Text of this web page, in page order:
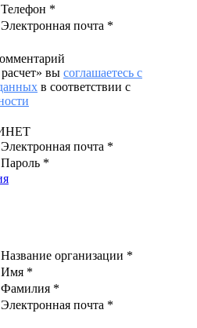
Телефон *
Электронная почта *
вы соглашаетесь с
в соответствии с
Электронная почта *
Пароль *
Название организации *
Имя *
Фамилия *
Электронная почта *